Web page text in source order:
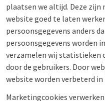
plaatsen we altijd. Deze
website goed te laten
persoonsgegevens anders
persoonsgegevens worden
verzamelen wij statistieken
door de gebruikers. Door
website worden verbeterd
Marketingcookies